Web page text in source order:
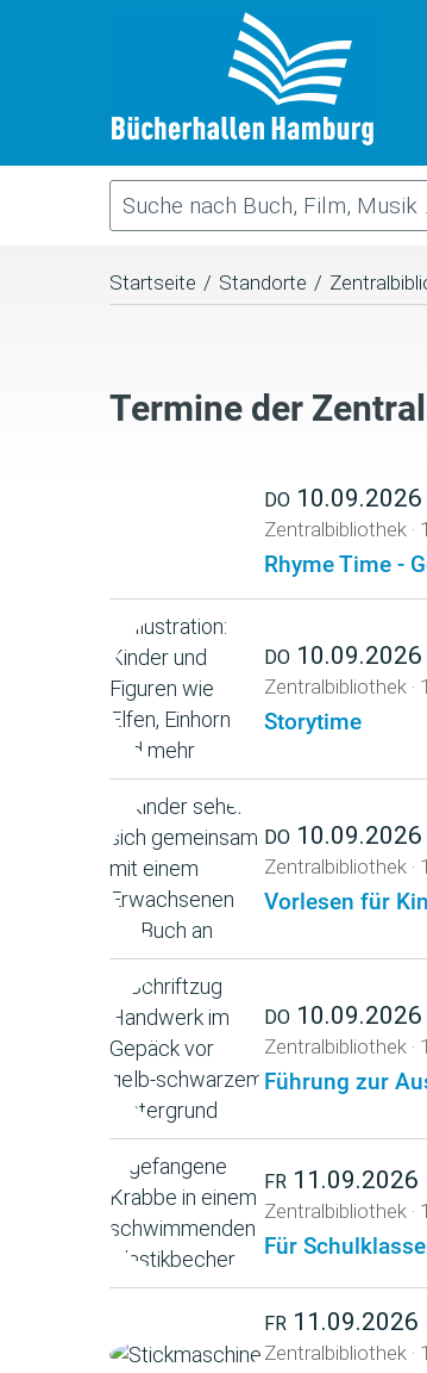
Startseite / Standorte /
Termine der
DO 10.09.2026
Zentralbibliothek ·
Rhyme Time -
DO 10.09.2026
Zentralbibliothek ·
Storytime
DO 10.09.2026
Zentralbibliothek ·
Vorlesen für
DO 10.09.2026
Zentralbibliothek ·
Führung zur
FR 11.09.2026
Zentralbibliothek ·
Für
FR 11.09.2026
Zentralbibliothek ·